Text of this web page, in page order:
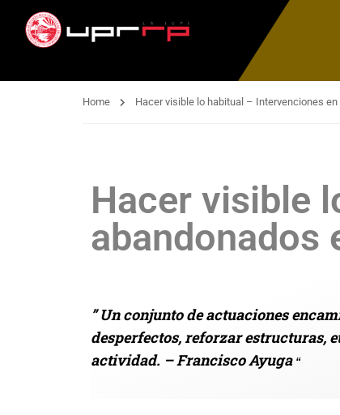
Home Hacer visible lo habitual – Intervenciones
Hacer visible
abandonados
” Un conjunto de actuaciones
desperfectos, reforzar estructuras,
actividad. – Francisco Ayuga “